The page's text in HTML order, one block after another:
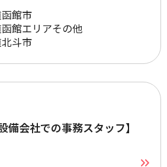
館市
館エリアその他
斗市
備会社での事務スタッフ】